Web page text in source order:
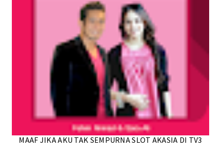
MAAF JIKA AKU TAK SEMPURNA SLOT AKASIA DI TV3